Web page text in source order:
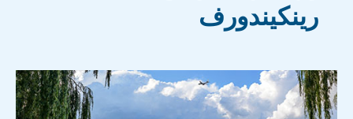
رينكيندورف